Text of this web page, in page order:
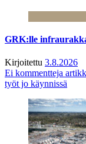
GRK:lle
Kirjoitettu 3.8.2026
Ei kommentteja
työt jo käynnissä